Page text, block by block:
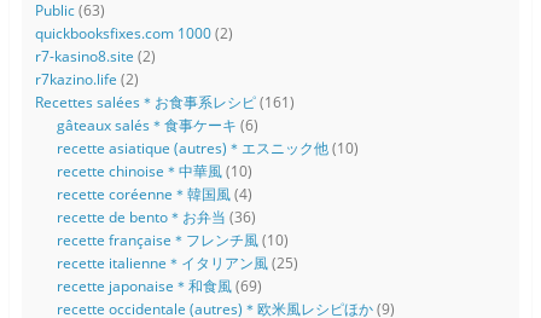
Public(63)
quickbooksfixes.com 1000(2)
r7-kasino8.site (2)
r7kazino.life (2)
Recettes salées＊お食事系レシピ(161)
gâteaux salés＊食事ケーキ (6)
recette asiatique (autres)＊エスニック他(10)
recette chinoise＊中華風(10)
recette coréenne＊韓国風(4)
recette de bento＊お弁当 (36)
recette française＊フレンチ風(10)
recette italienne＊イタリアン風(25)
recette japonaise＊和食風(69)
recette occidentale (autres)＊欧米風レシピほか(9)